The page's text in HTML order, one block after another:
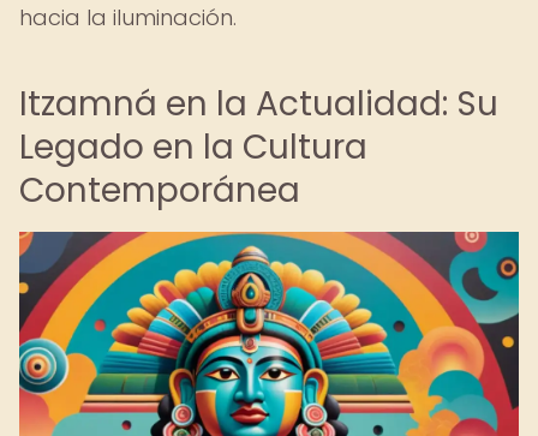
hacia la iluminación.
Itzamná en la Actualidad: Su
Legado en la Cultura
Contemporánea